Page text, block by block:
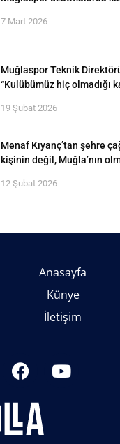
7 Mart 2026
Muğlaspor Teknik
“Kulübümüz hiç olmadığı
19 Şubat 2026
Menaf Kıyanç’tan şehre
kişinin değil, Muğla’nın
12 Şubat 2026
Anasayfa
Künye
İletişim